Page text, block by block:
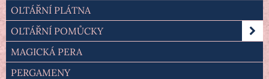
OLTÁŘNÍ PLÁTNA
OLTÁŘNÍ POMŮCKY
MAGICKÁ PERA
PERGAMENY